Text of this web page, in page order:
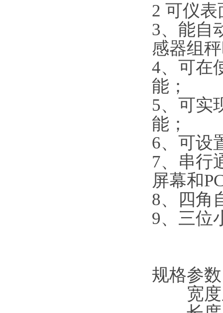
2 可仪
3、能自
感器组
4、可在
能；
5、可实
能；
6、可设
7、串行
屏幕和
8、四角
9、三位
规格参
宽度